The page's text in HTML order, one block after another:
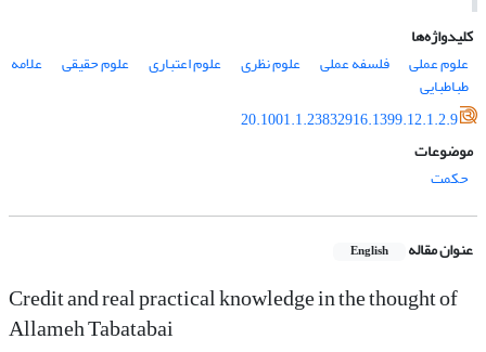
کلیدواژه‌ها
علوم عملی
فلسفه عملی علوم نظری علوم اعتباری علوم حقیقی علامه
طباطبایی
20.1001.1.23832916.1399.12.1.2.9
موضوعات
حکمت
عنوان مقاله English
Credit and real practical knowledge in the thought of
Allameh Tabatabai